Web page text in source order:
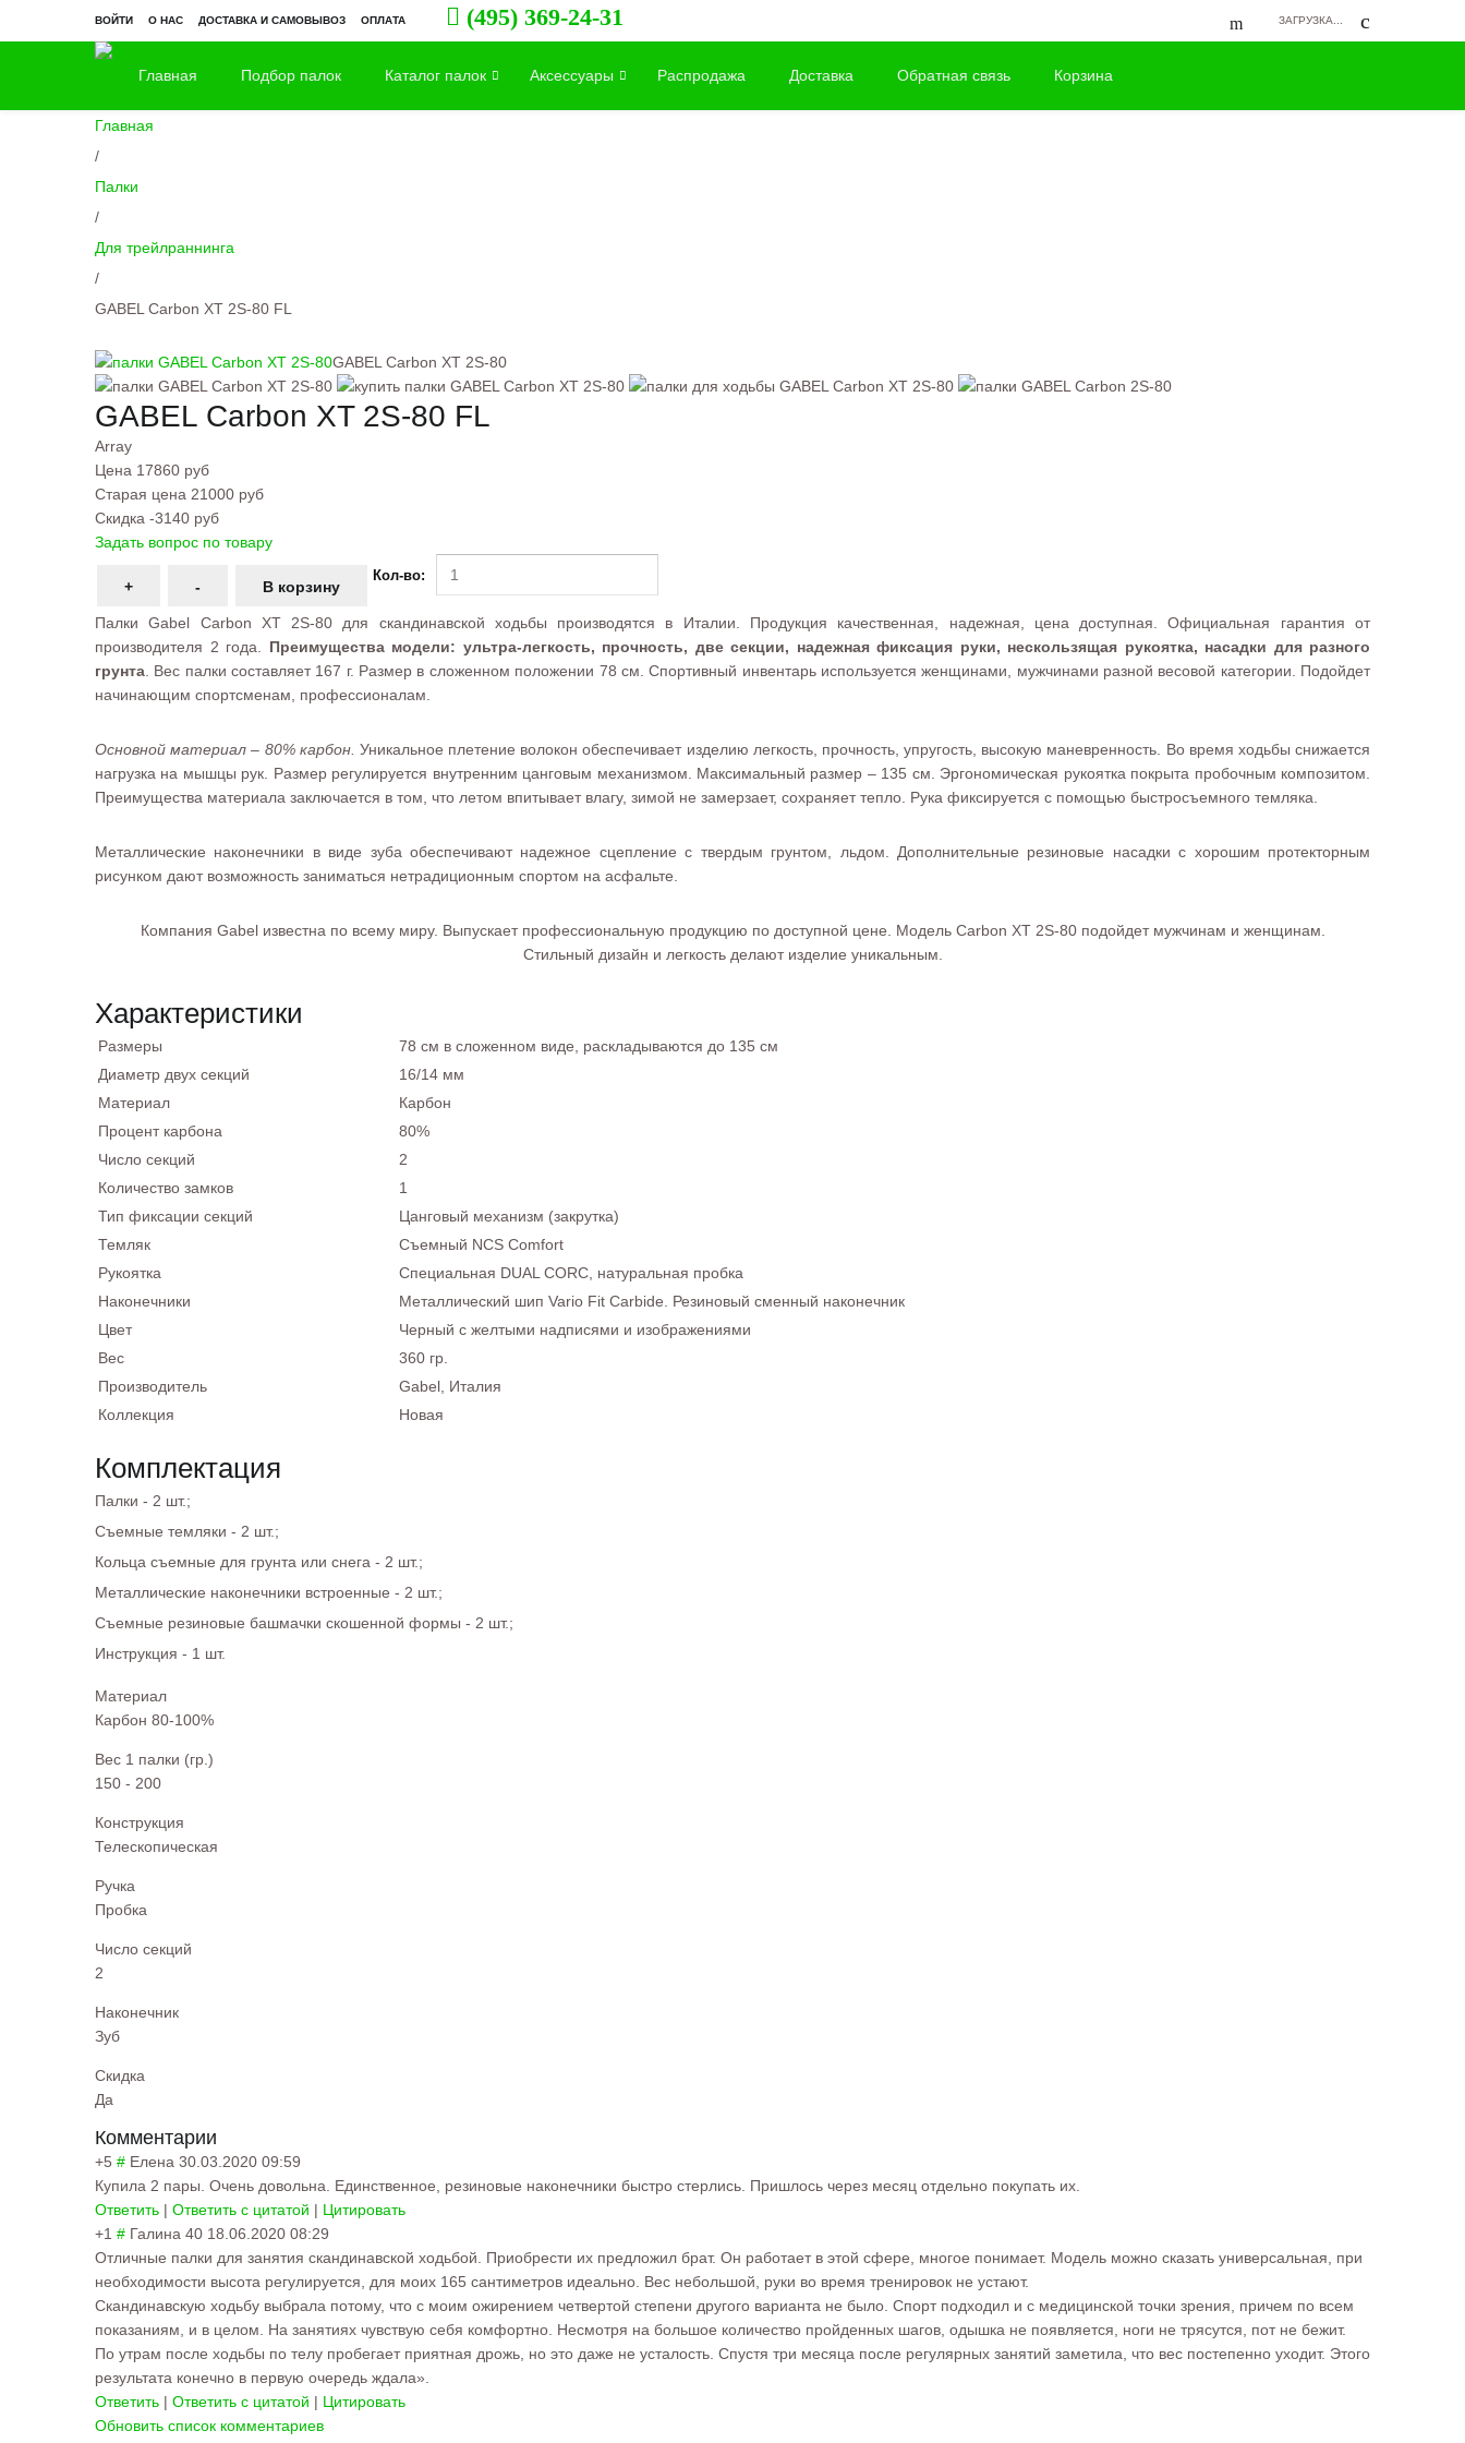
ВОЙТИ О НАС ДОСТАВКА И САМОВЫВОЗ ОПЛАТА (495) 369-24-31 ЗАГРУЗКА...
Главная Подбор палок Каталог палок Аксессуары Распродажа Доставка Обратная связь Корзина
Главная
/
Палки
/
Для трейлраннинга
/
GABEL Carbon XT 2S-80 FL
GABEL Carbon XT 2S-80
GABEL Carbon XT 2S-80 FL
Array
Цена 17860 руб
Старая цена 21000 руб
Скидка -3140 руб
Задать вопрос по товару
Кол-во:
Палки Gabel Carbon XT 2S-80 для скандинавской ходьбы производятся в Италии. Продукция качественная, надежная, цена доступная. Официальная гарантия от
производителя 2 года. Преимущества модели: ультра-легкость, прочность, две секции, надежная фиксация руки, нескользящая рукоятка, насадки для разного
грунта . Вес палки составляет 167 г. Размер в сложенном положении 78 см. Спортивный инвентарь используется женщинами, мужчинами разной весовой категории. Подойдет
начинающим спортсменам, профессионалам.
Основной материал – 80% карбон. Уникальное плетение волокон обеспечивает изделию легкость, прочность, упругость, высокую маневренность. Во время ходьбы снижается
нагрузка на мышцы рук. Размер регулируется внутренним цанговым механизмом. Максимальный размер – 135 см. Эргономическая рукоятка покрыта пробочным композитом.
Преимущества материала заключается в том, что летом впитывает влагу, зимой не замерзает, сохраняет тепло. Рука фиксируется с помощью быстросъемного темляка.
Металлические наконечники в виде зуба обеспечивают надежное сцепление с твердым грунтом, льдом. Дополнительные резиновые насадки с хорошим протекторным
рисунком дают возможность заниматься нетрадиционным спортом на асфальте.
Компания Gabel известна по всему миру. Выпускает профессиональную продукцию по доступной цене. Модель Carbon XT 2S-80 подойдет мужчинам и женщинам.
Стильный дизайн и легкость делают изделие уникальным.
Характеристики
Размеры
78 см в сложенном виде, раскладываются до 135 см
Диаметр двух секций
16/14 мм
Материал
Карбон
Процент карбона
80%
Число секций
2
Количество замков
1
Тип фиксации секций
Цанговый механизм (закрутка)
Темляк
Съемный NCS Comfort
Рукоятка
Специальная DUAL CORC, натуральная пробка
Наконечники
Металлический шип Vario Fit Carbide. Резиновый сменный наконечник
Цвет
Черный с желтыми надписями и изображениями
Вес
360 гр.
Производитель
Gabel, Италия
Коллекция
Новая
Комплектация
Палки - 2 шт.;
Съемные темляки - 2 шт.;
Кольца съемные для грунта или снега - 2 шт.;
Металлические наконечники встроенные - 2 шт.;
Съемные резиновые башмачки скошенной формы - 2 шт.;
Инструкция - 1 шт.
Материал
Карбон 80-100%
Вес 1 палки (гр.)
150 - 200
Конструкция
Телескопическая
Ручка
Пробка
Число секций
2
Наконечник
Зуб
Скидка
Да
Комментарии
+5 # Елена 30.03.2020 09:59
Купила 2 пары. Очень довольна. Единственное, резиновые наконечники быстро стерлись. Пришлось через месяц отдельно покупать их.
Ответить | Ответить с цитатой | Цитировать
+1 # Галина 40 18.06.2020 08:29
Отличные палки для занятия скандинавской ходьбой. Приобрести их предложил брат. Он работает в этой сфере, многое понимает. Модель можно сказать универсальная, при
необходимости высота регулируется, для моих 165 сантиметров идеально. Вес небольшой, руки во время тренировок не устают.
Скандинавскую ходьбу выбрала потому, что с моим ожирением четвертой степени другого варианта не было. Спорт подходил и с медицинской точки зрения, причем по всем
показаниям, и в целом. На занятиях чувствую себя комфортно. Несмотря на большое количество пройденных шагов, одышка не появляется, ноги не трясутся, пот не бежит.
По утрам после ходьбы по телу пробегает приятная дрожь, но это даже не усталость. Спустя три месяца после регулярных занятий заметила, что вес постепенно уходит. Этого
результата конечно в первую очередь ждала».
Ответить | Ответить с цитатой | Цитировать
Обновить список комментариев